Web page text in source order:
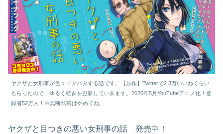
ヤクザと女刑事が色々ドタバタする話です。【原作】Twitterで2.3万いいねくらい
もらったので、ゆるく続きを更新していきます。2020年5月YouTubeアニメ化！登
録者52万人！※無断転載はやめてね。
ヤクザと目つきの悪い女刑事の話 発売中！